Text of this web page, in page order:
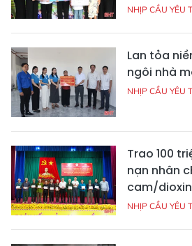
NHỊP CẦU YÊU
Lan tỏa
ngôi nhà
NHỊP CẦU YÊU
Trao 100
nạn nhân
cam/dioxin
NHỊP CẦU YÊU